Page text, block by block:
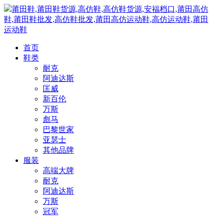
莆田鞋,莆田鞋货源,高仿鞋,高仿鞋货源,安福档口,莆田高仿
鞋,莆田鞋批发,高仿鞋批发,莆田高仿运动鞋,高仿运动鞋,莆田
运动鞋
首页
鞋类
耐克
阿迪达斯
匡威
新百伦
万斯
彪马
巴黎世家
亚瑟士
其他品牌
服装
高端大牌
耐克
阿迪达斯
万斯
冠军